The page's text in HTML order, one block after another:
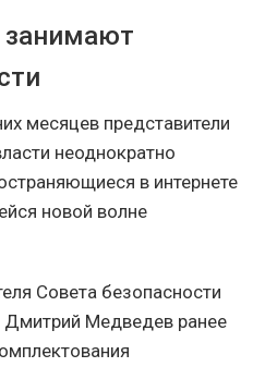
месяцев представители
неоднократно
в интернете
новой волне
Совета безопасности
Медведев ранее